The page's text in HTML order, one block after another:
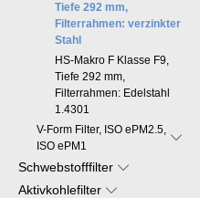
Tiefe 292 mm,
Filterrahmen: verzinkter
Stahl
HS-Makro F Klasse F9,
Tiefe 292 mm,
Filterrahmen: Edelstahl
1.4301
V-Form Filter, ISO ePM2.5,
ISO ePM1
Schwebstofffilter
Aktivkohlefilter